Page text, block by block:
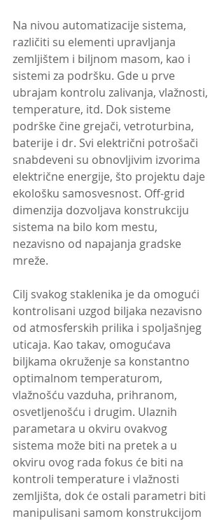
Na nivou automatizacije sistema,
različiti su elementi upravljanja
zemljištem i biljnom masom, kao i
sistemi za podršku. Gde u prve
ubrajam kontrolu zalivanja, vlažnosti,
temperature, itd. Dok sisteme
podrške čine grejači, vetroturbina,
baterije i dr. Svi električni potrošači
snabdeveni su obnovljivim izvorima
električne energije, što projektu daje
ekološku samosvesnost. Off-grid
dimenzija dozvoljava konstrukciju
sistema na bilo kom mestu,
nezavisno od napajanja gradske
mreže.
Cilj svakog staklenika je da omogući
kontrolisani uzgod biljaka nezavisno
od atmosferskih prilika i spoljašnjeg
uticaja. Kao takav, omogućava
biljkama okruženje sa konstantno
optimalnom temperaturom,
vlažnošću vazduha, prihranom,
osvetljenošću i drugim. Ulaznih
parametara u okviru ovakvog
sistema može biti na pretek a u
okviru ovog rada fokus će biti na
kontroli temperature i vlažnosti
zemljišta, dok će ostali parametri biti
manipulisani samom konstrukcijom